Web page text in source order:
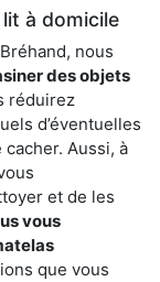
à domicile
nous
des objets
réduirez
d’éventuelles
Aussi, à
et de les
vous
que vous